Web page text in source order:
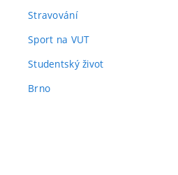
Stravování
Sport na VUT
Studentský život
Brno